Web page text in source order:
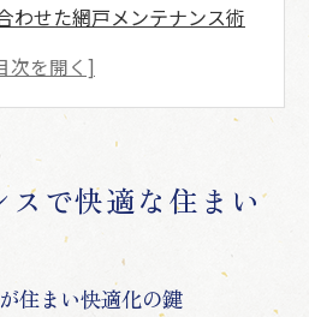
わせた網戸メンテナンス術
スで清潔な住空間を守るコ
つ網戸のメンテナンスポイ
掃除と修理法
にできる網戸掃除の手順
スで快適な住まい
住まい快適化の鍵